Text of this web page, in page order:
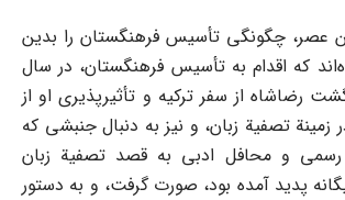
عصر، چگونگی تأسیس فرهنگستان را بدین
که اقدام به تأسیس فرهنگستان، در سال
رضاشاه از سفر ترکیه و تأثیرپذیری او از
زمینة تصفیة زبان، و نیز به دنبال جنبشی که
رسمی و محافل ادبی به قصد تصفیة زبان‌
پدید آمده بود، صورت گرفت، و به دستور